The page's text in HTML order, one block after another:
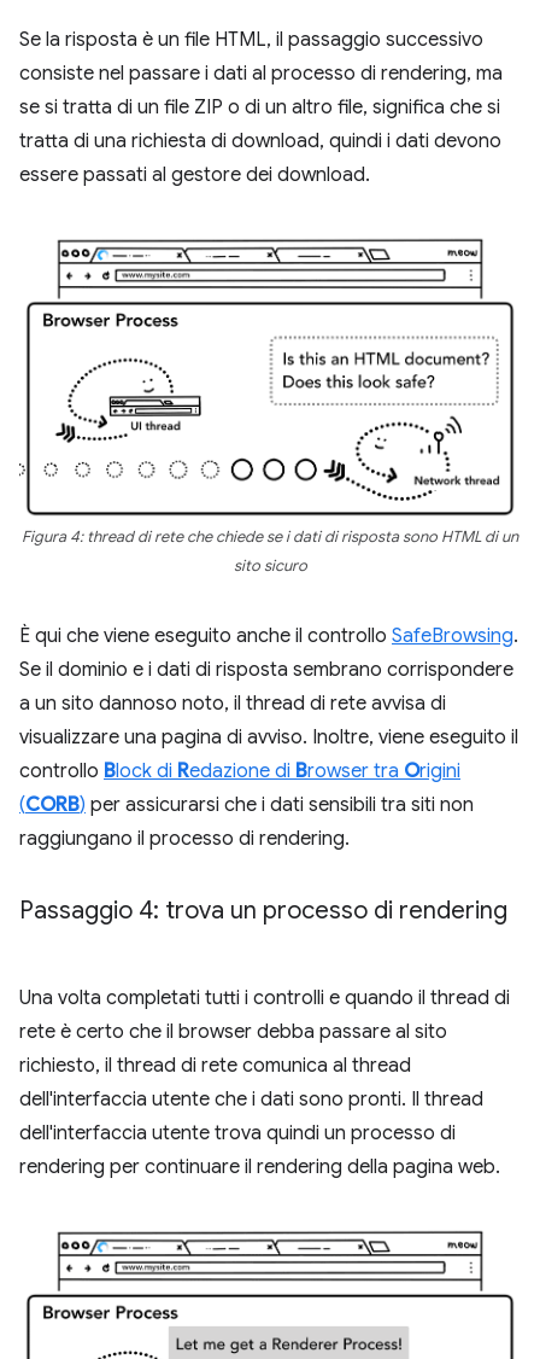
Se la risposta è un file HTML, il passaggio successivo
consiste nel passare i dati al processo di rendering, ma
se si tratta di un file ZIP o di un altro file, significa che si
tratta di una richiesta di download, quindi i dati devono
essere passati al gestore dei download.
Figura 4: thread di rete che chiede se i dati di risposta sono HTML di un
sito sicuro
È qui che viene eseguito anche il controllo SafeBrowsing.
Se il dominio e i dati di risposta sembrano corrispondere
a un sito dannoso noto, il thread di rete avvisa di
visualizzare una pagina di avviso. Inoltre, viene eseguito il
controllo Block di Redazione di Browser tra Origini
(CORB) per assicurarsi che i dati sensibili tra siti non
raggiungano il processo di rendering.
Passaggio 4: trova un processo di rendering
Una volta completati tutti i controlli e quando il thread di
rete è certo che il browser debba passare al sito
richiesto, il thread di rete comunica al thread
dell'interfaccia utente che i dati sono pronti. Il thread
dell'interfaccia utente trova quindi un processo di
rendering per continuare il rendering della pagina web.